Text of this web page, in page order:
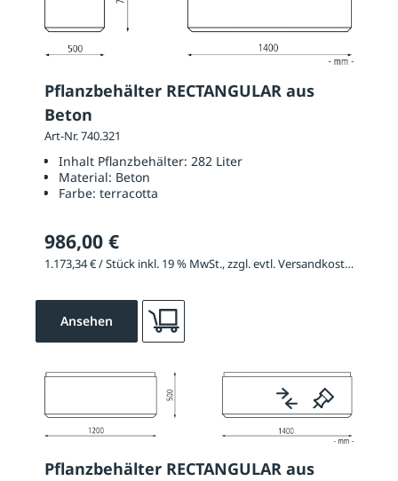
Pflanzbehälter RECTANGULAR aus
Beton
Art-Nr. 740.321
Inhalt Pflanzbehälter: 282 Liter
Material: Beton
Farbe: terracotta
986,00 €
1.173,34 € / Stück inkl. 19 % MwSt., zzgl. evtl. Versandkosten
Ansehen
Pflanzbehälter RECTANGULAR aus